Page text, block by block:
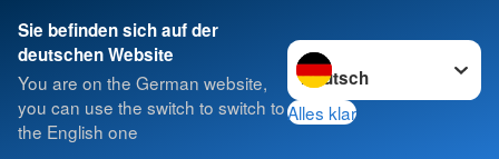
Sie befinden sich auf der
deutschen Website
You are on the German website,
you can use the switch to switch to
the English one
Sprache wechseln zu
Alles klar